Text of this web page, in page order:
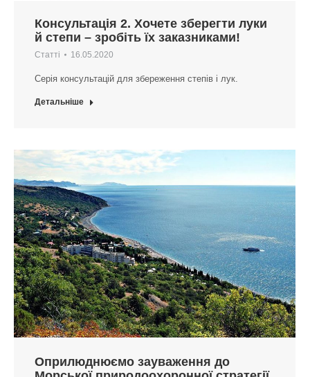
Консультація 2. Хочете зберегти луки
й степи – зробіть їх заказниками!
Статті 16.05.2020
Серія консультацій для збереження степів і лук.
Детальніше
Оприлюднюємо зауваження до